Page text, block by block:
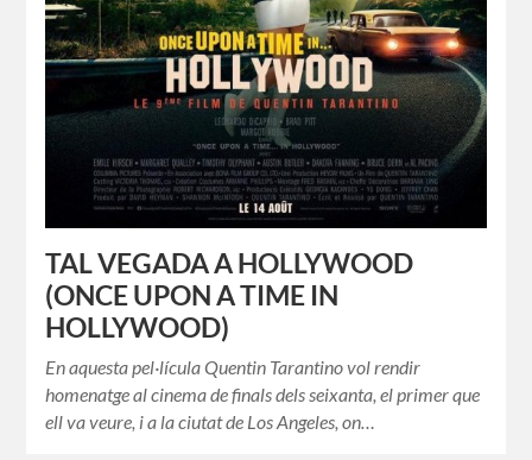
TAL VEGADA A HOLLYWOOD
(ONCE UPON A TIME IN
HOLLYWOOD)
En aquesta pel·lícula Quentin Tarantino vol rendir
homenatge al cinema de finals dels seixanta, el primer que
ell va veure, i a la ciutat de Los Angeles, on…